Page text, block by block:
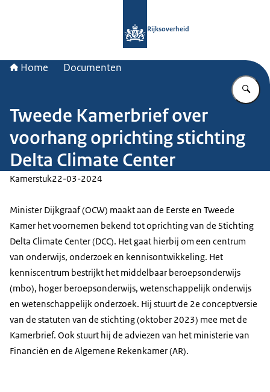
Rijksoverheid
Home Documenten
Tweede Kamerbrief over
voorhang oprichting stichting
Delta Climate Center
Kamerstuk22-03-2024
Minister Dijkgraaf (OCW) maakt aan de Eerste en Tweede
Kamer het voornemen bekend tot oprichting van de Stichting
Delta Climate Center (DCC). Het gaat hierbij om een centrum
van onderwijs, onderzoek en kennisontwikkeling. Het
kenniscentrum bestrijkt het middelbaar beroepsonderwijs
(mbo), hoger beroepsonderwijs, wetenschappelijk onderwijs
en wetenschappelijk onderzoek. Hij stuurt de 2e conceptversie
van de statuten van de stichting (oktober 2023) mee met de
Kamerbrief. Ook stuurt hij de adviezen van het ministerie van
Financiën en de Algemene Rekenkamer (AR).